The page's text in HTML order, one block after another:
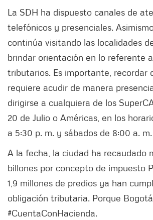
La SDH ha dispuesto canales de
telefónicos y presenciales.
continúa visitando las localidades
brindar orientación en lo referente
tributarios. Es importante, recordar
requiere acudir de manera
dirigirse a cualquiera de los
20 de Julio o Américas, en los
a 5:30 p. m. y sábados de 8:00 a.
A la fecha, la ciudad ha recaudado
billones por concepto de impuesto
1,9 millones de predios ya han
obligación tributaria. Porque Bogotá
#CuentaConHacienda.